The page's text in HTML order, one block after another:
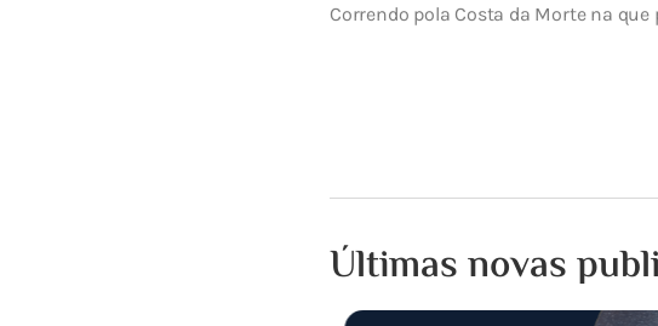
Correndo pola Costa da Morte na
Últimas novas